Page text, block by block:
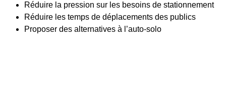
Réduire la pression sur les besoins de stationnement
Réduire les temps de déplacements des publics
Proposer des alternatives à l’auto-solo